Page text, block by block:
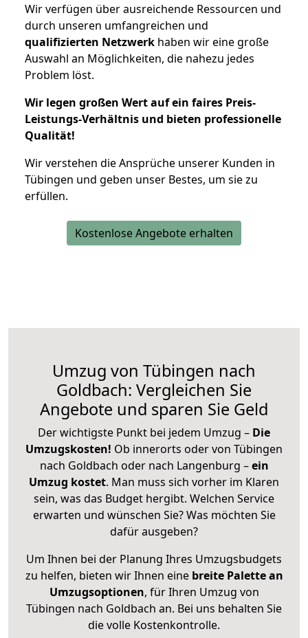
Wir verfügen über ausreichende Ressourcen und
durch unseren umfangreichen und
qualifizierten Netzwerk haben wir eine große
Auswahl an Möglichkeiten, die nahezu jedes
Problem löst.
Wir legen großen Wert auf ein faires Preis-
Leistungs-Verhältnis und bieten professionelle
Qualität!
Wir verstehen die Ansprüche unserer Kunden in
Tübingen und geben unser Bestes, um sie zu
erfüllen.
Kostenlose Angebote erhalten
Umzug von Tübingen nach
Goldbach: Vergleichen Sie
Angebote und sparen Sie Geld
Der wichtigste Punkt bei jedem Umzug – Die
Umzugskosten! Ob innerorts oder von Tübingen
nach Goldbach oder nach Langenburg –ein
Umzug kostet. Man muss sich vorher im Klaren
sein, was das Budget hergibt. Welchen Service
erwarten und wünschen Sie? Was möchten Sie
dafür ausgeben?
Um Ihnen bei der Planung Ihres Umzugsbudgets
zu helfen, bieten wir Ihnen eine breite Palette an
Umzugsoptionen, für Ihren Umzug von
Tübingen nach Goldbach an. Bei uns behalten Sie
die volle Kostenkontrolle.